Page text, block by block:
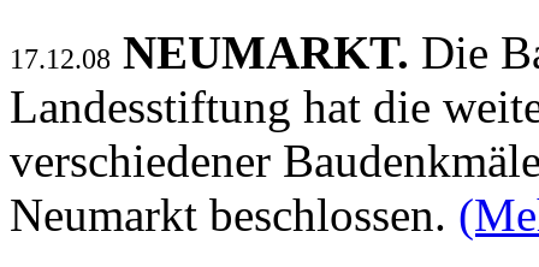
17.12.08 NEUMARKT. Die
Landesstiftung hat die
verschiedener
Neumarkt beschlossen.